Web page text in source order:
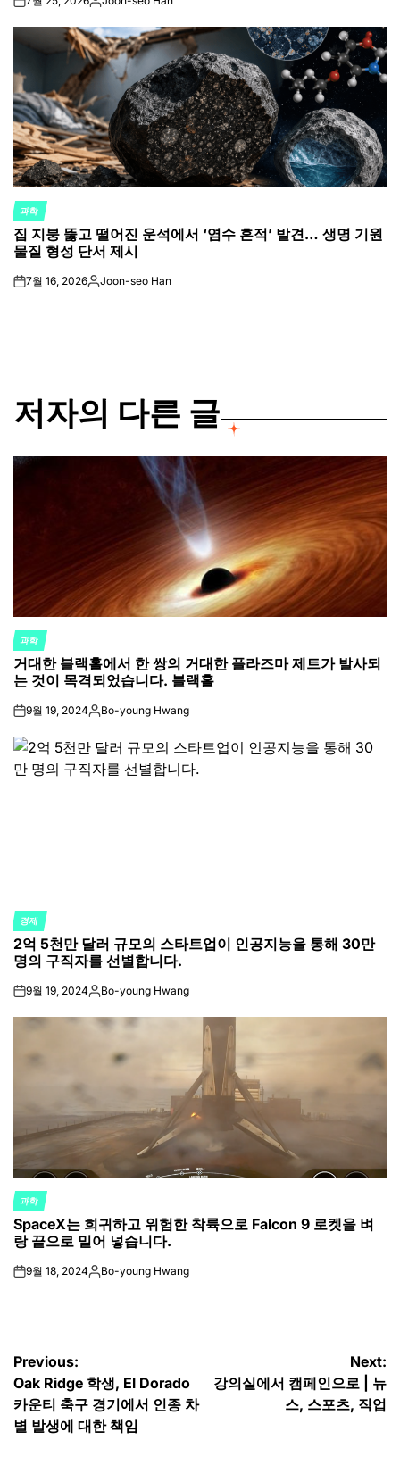
on
Posted
POSTED
IN
과학
집 지붕 뚫고 떨어진 운석에서 ‘염수 흔적’ 발견… 생명 기원
물질 형성 단서 제시
on7월 16, 2026Posted
Joon-seo Han
저자의 다른 글
POSTED
IN
과학
거대한 블랙홀에서 한 쌍의 거대한 플라즈마 제트가 발사되
는 것이 목격되었습니다. 블랙홀
on9월 19, 2024Posted
Bo-young Hwang
POSTED
IN
경제
2억 5천만 달러 규모의 스타트업이 인공지능을 통해 30만
명의 구직자를 선별합니다.
on9월 19, 2024Posted
Bo-young Hwang
POSTED
IN
과학
SpaceX는 희귀하고 위험한 착륙으로 Falcon 9 로켓을 벼
랑 끝으로 밀어 넣습니다.
on9월 18, 2024Posted
Bo-young Hwang
글
탐
색
Previous:
Oak Ridge 학생, El Dorado
카운티 축구 경기에서 인종 차
별 발생에 대한 책임
Next:
강의실에서 캠페인으로 | 뉴
스, 스포츠, 직업